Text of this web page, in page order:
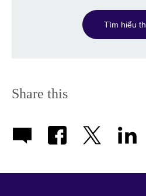
Tìm hiểu
Share this